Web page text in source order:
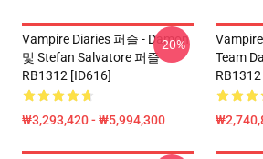
Vampire Diaries 퍼즐 - Damon
및 Stefan Salvatore 퍼즐
RB1312 [ID616]
₩3,293,420 - ₩5,994,300
-20%
Team